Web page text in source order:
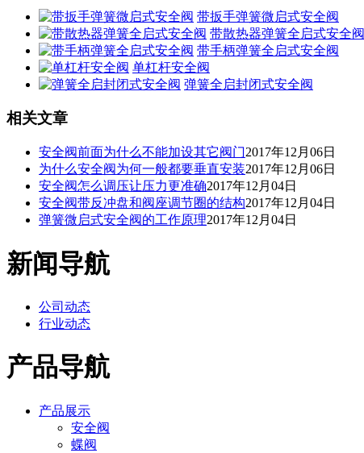
带扳手弹簧微启式安全阀
带散热器弹簧全启式安全阀
带手柄弹簧全启式安全阀
单杠杆安全阀
弹簧全启封闭式安全阀
相关文章
安全阀前面为什么不能加设其它阀门2017年12月06日
为什么安全阀为何一般都要垂直安装2017年12月06日
安全阀怎么调压让压力更准确2017年12月04日
安全阀带反冲盘和阀座调节圈的结构2017年12月04日
弹簧微启式安全阀的工作原理2017年12月04日
新闻导航
公司动态
行业动态
产品导航
产品展示
安全阀
蝶阀